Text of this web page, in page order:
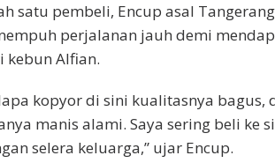
satu pembeli, Encup asal
perjalanan jauh demi
kebun Alfian.
kopyor di sini kualitasnya bagus,
manis alami. Saya sering beli ke
selera keluarga,” ujar Encup.